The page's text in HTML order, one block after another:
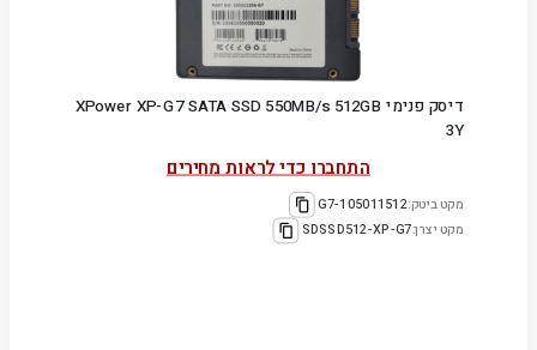
דיסק פנימי XPower XP-G7 SATA SSD 550MB/s 512GB
3Y
התחברו כדי לראות מחירים
מקט ביטק:105011512-G7
מקט יצרן:SDSSD512-XP-G7